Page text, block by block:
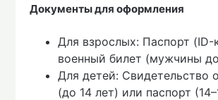
Документы для оформления
Для взрослых: Паспорт
военный билет (мужчины
Для детей: Свидетельство
(до 14 лет) или паспорт